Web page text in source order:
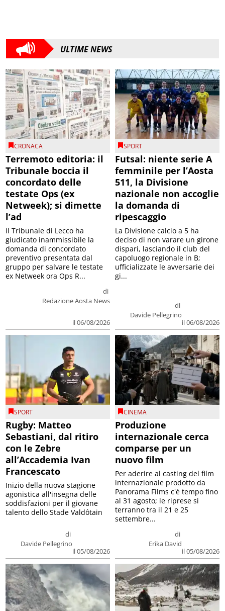
ULTIME NEWS
CRONACA
Terremoto editoria: il
Tribunale boccia il
concordato delle
testate Ops (ex
Netweek); si dimette
l’ad
di
Redazione Aosta News
il 06/08/2026
Il Tribunale di Lecco ha
giudicato inammissibile la
domanda di concordato
preventivo presentata dal
gruppo per salvare le testate
ex Netweek ora Ops R...
SPORT
Futsal: niente serie A
femminile per l’Aosta
511, la Divisione
nazionale non accoglie
la domanda di
ripescaggio
di
Davide Pellegrino
il 06/08/2026
La Divisione calcio a 5 ha
deciso di non varare un girone
dispari, lasciando il club del
capoluogo regionale in B;
ufficializzate le avversarie dei
gi...
SPORT
Rugby: Matteo
Sebastiani, dal ritiro
con le Zebre
all’Accademia Ivan
Francescato
di
Davide Pellegrino
il 05/08/2026
Inizio della nuova stagione
agonistica all'insegna delle
soddisfazioni per il giovane
talento dello Stade Valdôtain
CINEMA
Produzione
internazionale cerca
comparse per un
nuovo film
di
Erika David
il 05/08/2026
Per aderire al casting del film
internazionale prodotto da
Panorama Films c'è tempo fino
al 31 agosto; le riprese si
terranno tra il 21 e 25
settembre...